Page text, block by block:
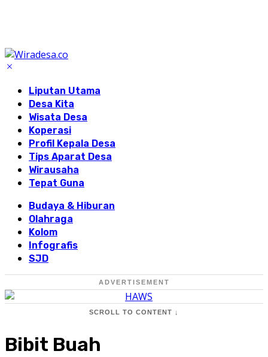
Liputan Utama
Desa Kita
Wisata Desa
Koperasi
Profil Kepala Desa
Tips Aparat Desa
Wirausaha
Tepat Guna
Budaya & Hiburan
Olahraga
Kolom
Infografis
SJD
ADVERTISEMENT
SCROLL TO CONTENT ↓
Bibit Buah